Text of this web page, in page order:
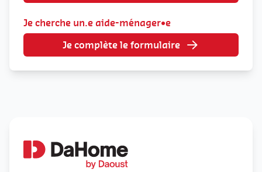
Je cherche un.e aide-ménager•e
Je complète le formulaire